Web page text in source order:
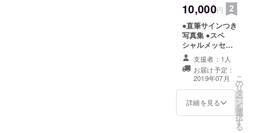
夢を叶える
サポートと
なるよう、
希望者には
SHOWROO
M配信の
チェックや
セミナー、
面談なども
10,000円
●直筆サインつき
写真集 ●スペ
シャルメッセー
ジ動画 ●写真集
の中に「Special
Thanks」として
お名前掲載
支援者：1人
お届け予定：
2019年07月
詳細を見る
こ
の
リ
タ
ー
ン
を
選
択
す
る